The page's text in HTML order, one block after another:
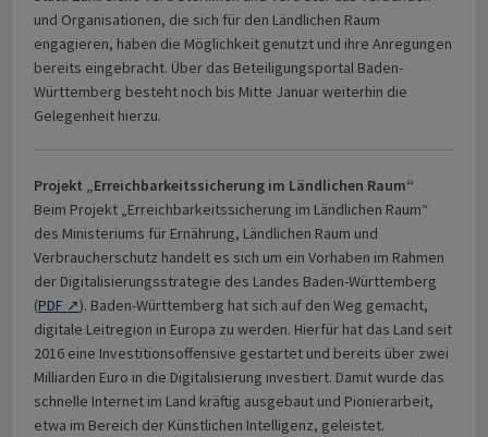
und Organisationen, die sich für den Ländlichen Raum
engagieren, haben die Möglichkeit genutzt und ihre Anregungen
bereits eingebracht. Über das Beteiligungsportal Baden-
Württemberg besteht noch bis Mitte Januar weiterhin die
Gelegenheit hierzu.
Projekt „Erreichbarkeitssicherung im Ländlichen Raum“
Beim Projekt „Erreichbarkeitssicherung im Ländlichen Raum“
des Ministeriums für Ernährung, Ländlichen Raum und
Verbraucherschutz handelt es sich um ein Vorhaben im Rahmen
der Digitalisierungsstrategie des Landes Baden-Württemberg
(PDF ↗). Baden-Württemberg hat sich auf den Weg gemacht,
digitale Leitregion in Europa zu werden. Hierfür hat das Land seit
2016 eine Investitionsoffensive gestartet und bereits über zwei
Milliarden Euro in die Digitalisierung investiert. Damit wurde das
schnelle Internet im Land kräftig ausgebaut und Pionierarbeit,
etwa im Bereich der Künstlichen Intelligenz, geleistet.